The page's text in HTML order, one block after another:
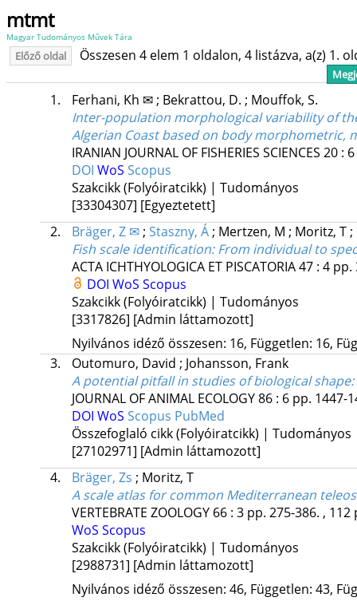
mtmt
Magyar Tudományos Művek Tára
Előző oldal Összesen 4 elem 1 oldalon, 4 listázva, a(z) 1.
1. Ferhani, Kh ✉; Bekrattou, D. ; Mouffok, S.
Inter-population morphological variability of
Algerian Coast based on body morphometric,
IRANIAN JOURNAL OF FISHERIES SCIENCES 20: 6
DOI WoS Scopus
Szakcikk (Folyóiratcikk) | Tudományos
[33304307] [Egyeztetett]
2.
Bräger, Z ✉; Staszny, Á; Mertzen, M ; Moritz, T;
Fish scale identification: From individual to
ACTA ICHTHYOLOGICA ET PISCATORIA47: 4 pp.
DOI WoS Scopus
Szakcikk (Folyóiratcikk) | Tudományos
[3317826] [Admin láttamozott]
Nyilvános idéző összesen: 16, Független: 16,
3.
Outomuro, David ; Johansson, Frank
A potential pitfall in studies of biological shape:
JOURNAL OF ANIMAL ECOLOGY86: 6 pp. 1447-
DOI WoS Scopus PubMed
Összefoglaló cikk (Folyóiratcikk) | Tudományos
[27102971] [Admin láttamozott]
4.
Bräger, Zs ; Moritz, T
A scale atlas for common Mediterranean
VERTEBRATE ZOOLOGY 66: 3 pp. 275-386. , 112
WoS Scopus
Szakcikk (Folyóiratcikk) | Tudományos
[2988731] [Admin láttamozott]
Nyilvános idéző összesen: 46, Független: 43,